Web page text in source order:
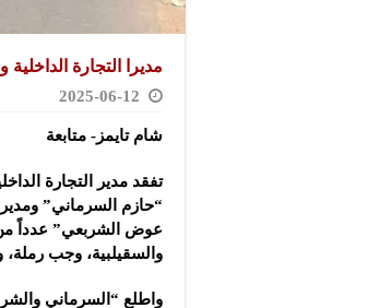
مديرا التجارة
2025-06-12
شام تايمز- متابعة
تفقد مدير التجارة
“حازم السرماني”
عوض الشربعي” عدداً
والسقيلبية، وجب
واطلع “السرماني